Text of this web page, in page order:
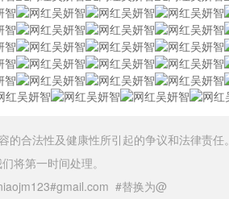
合法性及健康性所引起的争议和法律责任。
将第一时间处理。
#替换为@